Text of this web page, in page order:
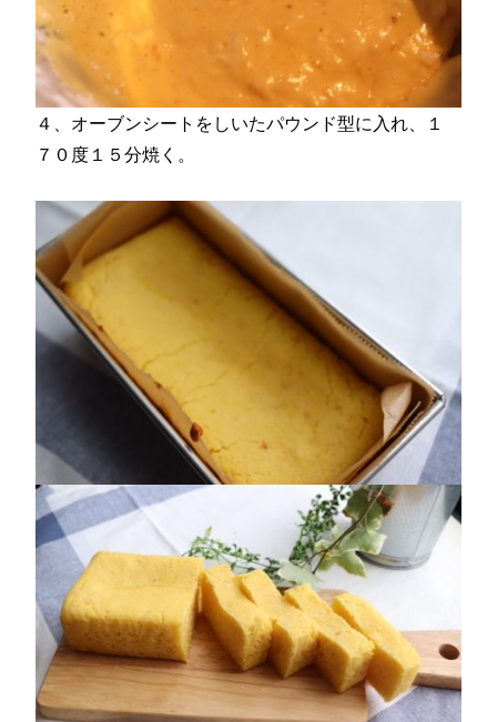
４、オーブンシートをしいたパウンド型に入れ、１
７０度１５分焼く。